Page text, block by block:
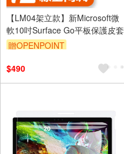
【LM04架立款】新Microsoft微
軟10吋Surface Go平板保護皮套
贈OPENPOINT
$490